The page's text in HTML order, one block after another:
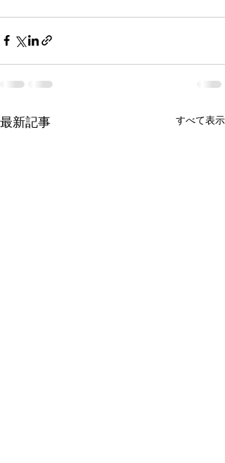
最新記事 すべて表示